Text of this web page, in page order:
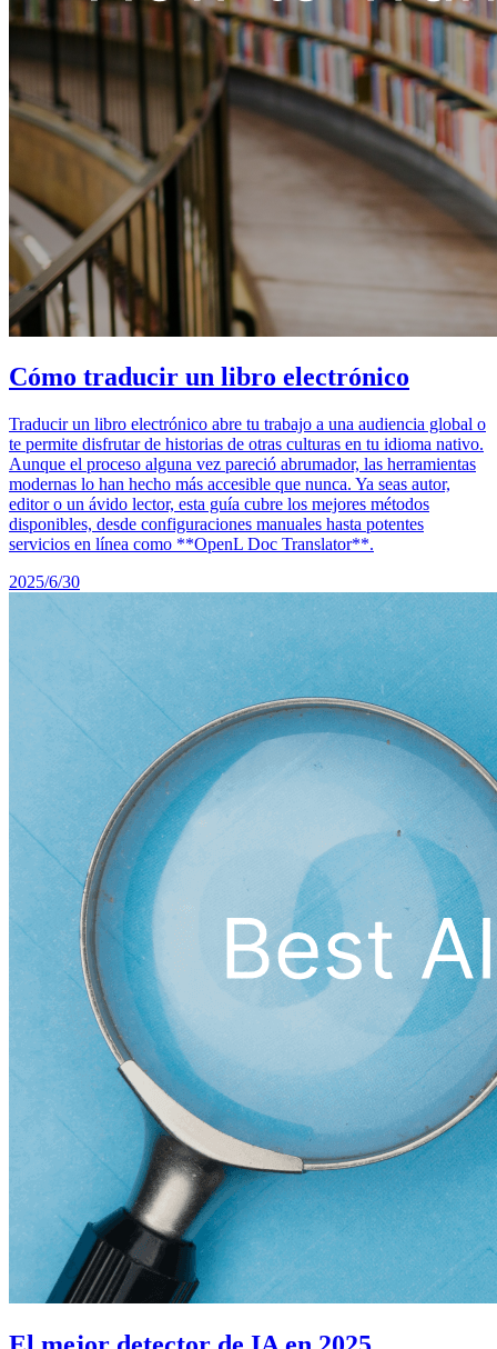
Cómo traducir un libro electrónico
Traducir un libro electrónico abre tu trabajo a una audiencia global o
te permite disfrutar de historias de otras culturas en tu idioma nativo.
Aunque el proceso alguna vez pareció abrumador, las herramientas
modernas lo han hecho más accesible que nunca. Ya seas autor,
editor o un ávido lector, esta guía cubre los mejores métodos
disponibles, desde configuraciones manuales hasta potentes
servicios en línea como **OpenL Doc Translator**.
2025/6/30